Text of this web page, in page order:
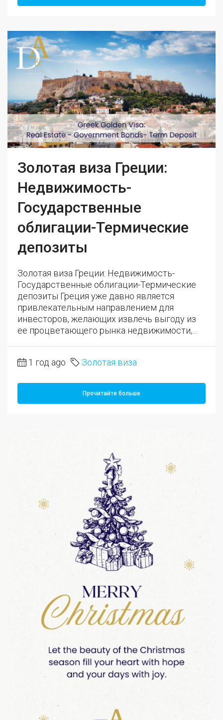
Золотая виза Греции:
Недвижимость-
Государственные
облигации-Термические
депозиты
Золотая виза Греции: Недвижимость-
Государственные облигации-Термические
депозиты Греция уже давно является
привлекательным направлением для
инвесторов, желающих извлечь выгоду из
ее процветающего рынка недвижимости,...
1 год ago Золотая виза
Прочитайте больше